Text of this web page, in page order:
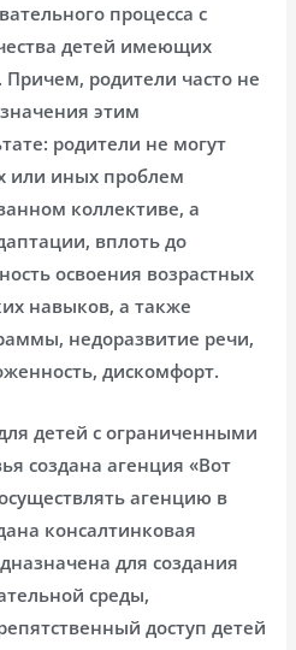
процесса с
детей имеющих
родители часто не
этим
родители не могут
или иных проблем
коллективе, а
вплоть до
освоения возрастных
навыков, а также
недоразвитие речи,
дискомфорт.
детей с ограниченными
создана агенция «Вот
агенцию в
консалтинковая
для создания
среды,
доступ детей